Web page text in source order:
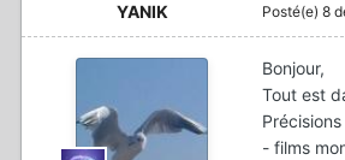
YANIK Posté(e) 8
Bonjour,
Tout est
Précisions
- films